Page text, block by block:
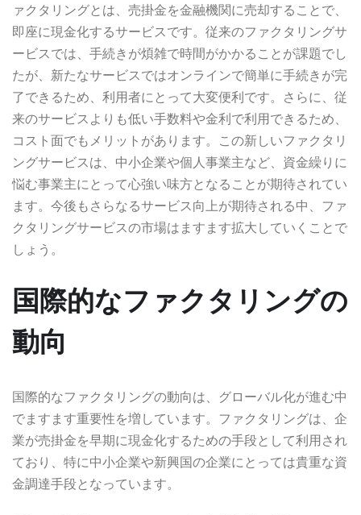
ァクタリングとは、売掛金を金融機関に売却することで、
即座に現金化するサービスです。従来のファクタリングサ
ービスでは、手続きが煩雑で時間がかかることが課題でし
たが、新たなサービスではオンラインで簡単に手続きが完
了できるため、利用者にとって大変便利です。さらに、従
来のサービスよりも低い手数料や金利で利用できるため、
コスト面でもメリットがあります。この新しいファクタリ
ングサービスは、中小企業や個人事業主など、資金繰りに
悩む事業主にとって心強い味方となることが期待されてい
ます。今後もさらなるサービス向上が期待される中、ファ
クタリングサービスの市場はますます拡大していくことで
しょう。
国際的なファクタリングの
動向
国際的なファクタリングの動向は、グローバル化が進む中
でますます重要性を増しています。ファクタリングは、企
業が売掛金を早期に現金化するための手段として利用され
ており、特に中小企業や新興国の企業にとっては貴重な資
金調達手段となっています。